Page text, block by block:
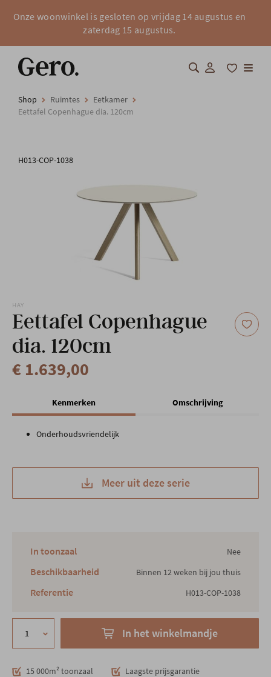
Onze woonwinkel is gesloten op vrijdag 14 augustus en
zaterdag 15 augustus.
Shop
Totaalinrichting
Shop Ruimtes
Eetkamer
Eettafel Copenhague dia. 120cm
H013-COP-1038
HAY
Eettafel Copenhague
dia. 120cm
€ 1.639,00
Kenmerken Omschrijving
Onderhoudsvriendelijk
Meer uit deze serie
In toonzaal Nee
Beschikbaarheid Binnen 12 weken bij jou thuis
Referentie H013-COP-1038
In het winkelmandje
15 000m² toonzaal
Laagste prijsgarantie